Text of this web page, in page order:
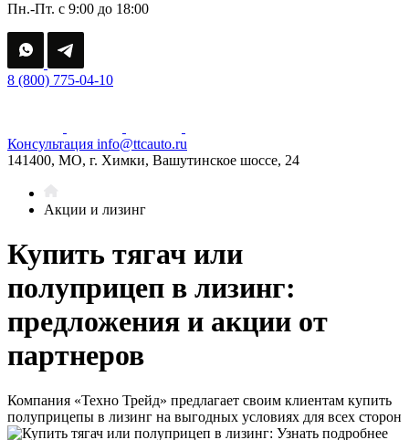
Пн.-Пт. с 9:00 до 18:00
8 (800) 775-04-10
Консультация info@ttcauto.ru
141400, МО, г. Химки, Вашутинское шоссе, 24
Акции и лизинг
Купить тягач или
полуприцеп в лизинг:
предложения и акции от
партнеров
Компания «Техно Трейд» предлагает своим клиентам купить
полуприцепы в лизинг на выгодных условиях для всех сторон